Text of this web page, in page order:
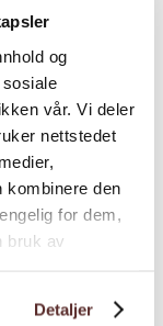
og
vår. Vi deler
nettstedet
kombinere den
for dem,
bruk av
Detaljer